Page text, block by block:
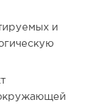
и